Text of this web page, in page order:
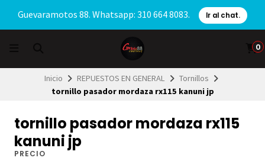
Guevaramotos 88. Whatsapp: 310 664 8083. Ir al chat.
0
Inicio REPUESTOS EN GENERAL
Tornillos
tornillo pasador mordaza rx115 kanuni jp
tornillo pasador mordaza rx115
kanuni jp
PRECIO